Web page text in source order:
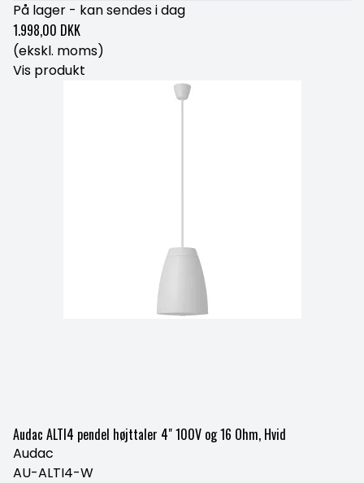
På lager - kan sendes i dag
1.998,00 DKK
(ekskl. moms)
Vis produkt
Audac ALTI4 pendel højttaler 4" 100V og 16 Ohm, Hvid
Audac
AU-ALTI4-W